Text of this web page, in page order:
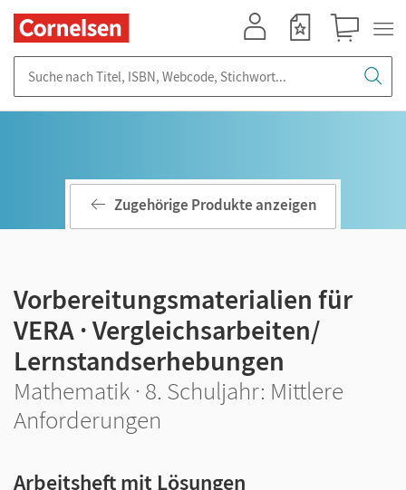
Zugehörige Produkte anzeigen
Vorbereitungsmaterialien für
VERA · Vergleichsarbeiten/
Lernstandserhebungen
Mathematik · 8. Schuljahr: Mittlere
Anforderungen
Arbeitsheft mit Lösungen